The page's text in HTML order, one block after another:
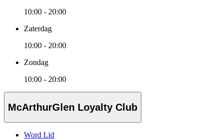
10:00 - 20:00
Zaterdag
10:00 - 20:00
Zondag
10:00 - 20:00
McArthurGlen Loyalty Club
Word Lid